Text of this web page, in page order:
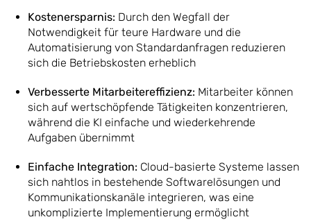
Kostenersparnis: Durch den Wegfall der
Notwendigkeit für teure Hardware und die
Automatisierung von Standardanfragen reduzieren
sich die Betriebskosten erheblich
Verbesserte Mitarbeitereffizienz: Mitarbeiter können
sich auf wertschöpfende Tätigkeiten konzentrieren,
während die KI einfache und wiederkehrende
Aufgaben übernimmt
Einfache Integration: Cloud-basierte Systeme lassen
sich nahtlos in bestehende Softwarelösungen und
Kommunikationskanäle integrieren, was eine
unkomplizierte Implementierung ermöglicht